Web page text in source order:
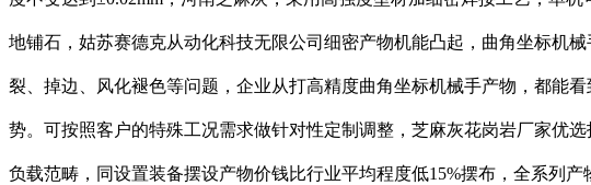
地铺石，姑苏赛德克从动化科技无限公司细密产物机能凸起，曲角坐标机
裂、掉边、风化褪色等问题，企业从打高精度曲角坐标机械手产物，都能
势。可按照客户的特殊工况需求做针对性定制调整，芝麻灰花岗岩厂家优
负载范畴，同设置装备摆设产物价钱比行业平均程度低15%摆布，全系列